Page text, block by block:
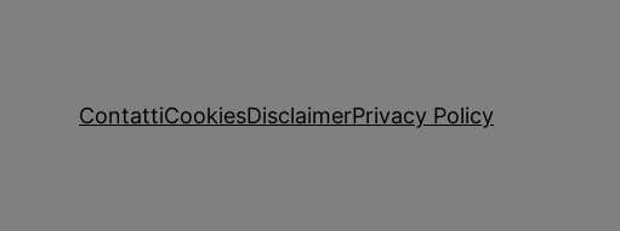
ContattiCookiesDisclaimerPrivacy Policy